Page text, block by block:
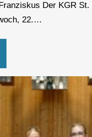
Der KGR
22.…